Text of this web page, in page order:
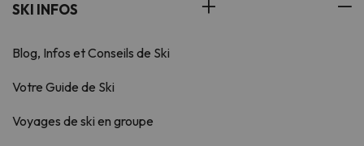
SKI INFOS
Blog, Infos et Conseils de Ski
Votre Guide de Ski
Voyages de ski en groupe